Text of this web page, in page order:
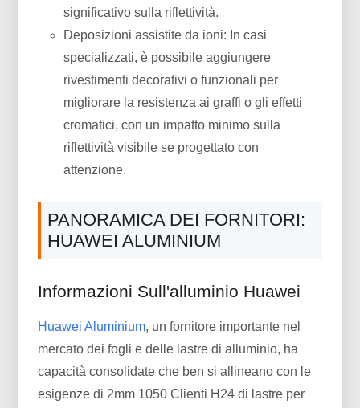
significativo sulla riflettività.
Deposizioni assistite da ioni: In casi
specializzati, è possibile aggiungere
rivestimenti decorativi o funzionali per
migliorare la resistenza ai graffi o gli effetti
cromatici, con un impatto minimo sulla
riflettività visibile se progettato con
attenzione.
PANORAMICA DEI FORNITORI:
HUAWEI ALUMINIUM
Informazioni Sull'alluminio Huawei
Huawei Aluminium, un fornitore importante nel
mercato dei fogli e delle lastre di alluminio, ha
capacità consolidate che ben si allineano con le
esigenze di 2mm 1050 Clienti H24 di lastre per